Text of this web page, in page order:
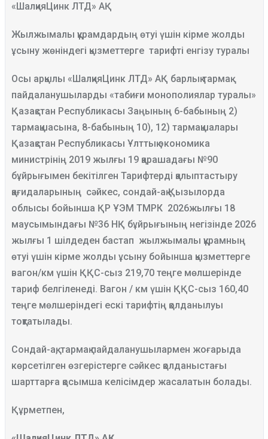
«ШалқияЦинк ЛТД» АҚ
Жылжымалы құрамдардың өтуі үшін кірме жолды
ұсыну жөніндегі қызметтерге тарифті енгізу туралы
Осы арқылы «ШалқияЦинк ЛТД» АҚ барлық тармақ
пайдаланушыларды «табиғи монополиялар туралы»
Қазақстан Республикасы Заңының 6-бабының 2)
тармақшасына, 8-бабының 10), 12) тармақшалары
Қазақстан Республикасы Ұлттық экономика
министрінің 2019 жылғы 19 қарашадағы №90
бұйрығымен бекітілген Тарифтерді қалыптастыру
қағидаларының сәйкес, сондай-ақ Қызылорда
облысы бойынша ҚР ҰЭМ ТМРК 2026жылғы 18
маусымындағы №36 НҚ бұйрығының негізінде 2026
жылғы 1 шілдеден бастап жылжымалы құрамның
өтуі үшін кірме жолды ұсыну бойынша қызметтерге
вагон/км үшін ҚҚС-сыз 219,70 теңге мөлшерінде
тариф белгіленеді. Вагон / км үшін ҚҚС-сыз 160,40
теңге мөлшеріндегі ескі тарифтің қолданылуы
тоқтатылады.
Сондай-ақ, тармақ пайдаланушылармен жоғарыда
көрсетілген өзгерістерге сәйкес қолданыстағы
шарттарға қосымша келісімдер жасалатын болады.
Құрметпен,